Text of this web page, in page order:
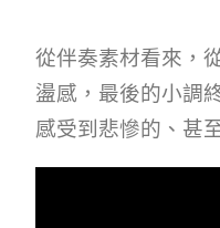
從伴奏素材看來，
盪感，最後的小調
感受到悲慘的、甚